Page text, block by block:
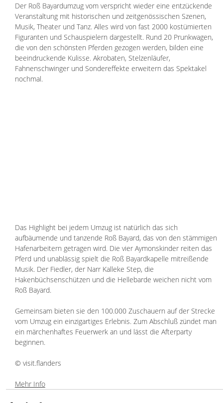
Der Roß Bayardumzug vom verspricht wieder eine entzückende
Veranstaltung mit historischen und zeitgenössischen Szenen,
Musik, Theater und Tanz. Alles wird von fast 2000 kostümierten
Figuranten und Schauspielern dargestellt. Rund 20 Prunkwagen,
die von den schönsten Pferden gezogen werden, bilden eine
beeindruckende Kulisse. Akrobaten, Stelzenläufer,
Fahnenschwinger und Sondereffekte erweitern das Spektakel
nochmal.
Das Highlight bei jedem Umzug ist natürlich das sich
aufbäumende und tanzende Roß Bayard, das von den stämmigen
Hafenarbeitern getragen wird. Die vier Aymonskinder reiten das
Pferd und unablässig spielt die Roß Bayardkapelle mitreißende
Musik. Der Fiedler, der Narr Kalleke Step, die
Hakenbüchsenschützen und die Hellebarde weichen nicht vom
Roß Bayard.
Gemeinsam bieten sie den 100.000 Zuschauern auf der Strecke
vom Umzug ein einzigartiges Erlebnis. Zum Abschluß zündet man
ein märchenhaftes Feuerwerk an und lässt die Afterparty
beginnen.
© visit.flanders
Mehr Info